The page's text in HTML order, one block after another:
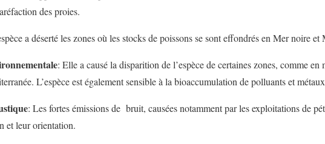
des proies.
a déserté les zones où les stocks de poissons se sont effondrés en Mer noire et
: Elle a causé la disparition de l’espèce de certaines zones, comme en
L’espèce est également sensible à la bioaccumulation de polluants et
: Les fortes émissions de bruit, causées notamment par les exploitations de
et leur orientation.